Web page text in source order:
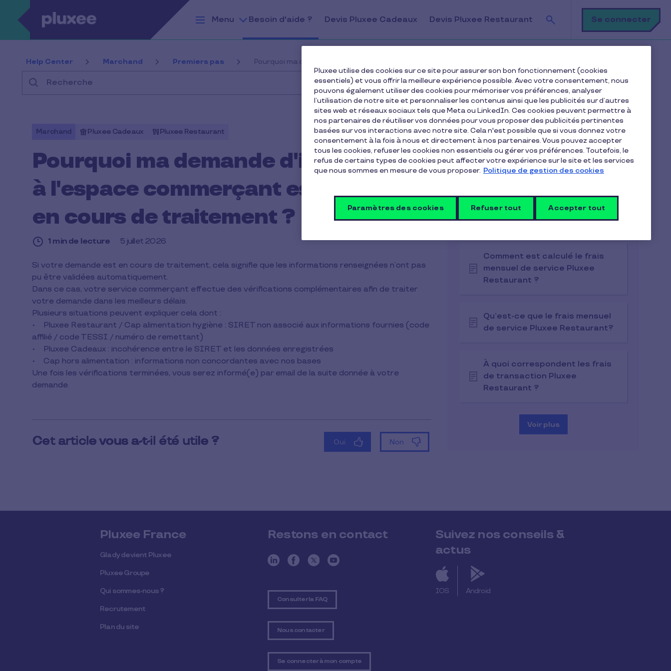
Aller au contenu principal
Menu
Besoin d'aide ? Devis Pluxee Cadeaux Devis Pluxee Restaurant
Recherche
Se connecter
Help Center Marchand Premiers pas Pourquoi ma demande d'inscription à l'espace commerçant est indiquée en cours de traitement ?
Marchand Pluxee Cadeaux Pluxee Restaurant
Pourquoi ma demande d'inscription
à l'espace commerçant est indiquée
en cours de traitement ?
1 min de lecture 5 juillet 2026
1
de
lecture
Si votre demande est en cours de traitement, cela signifie que les informations renseignées n’ont pas
pu être validées automatiquement.
Dans ce cas, votre service commerçant effectue des vérifications complémentaires afin de traiter
votre demande dans les meilleurs délais.
Plusieurs situations peuvent expliquer cela dont :
• Pluxee Restaurant / Cap alimentation hygiène : SIRET non associé aux informations fournies (code
affilié / code TESSI / numéro de remettant)
• Pluxee Cadeaux : incohérence entre le SIRET et les données enregistrées
• Cap hors alimentation : informations non concordantes avec nos bases
Une fois les vérifications terminées, vous serez informé(e) par email de la suite donnée à votre
demande.
Articles dans la catégorie
Premiers pas
Quand suis-je remboursé des
transactions Pluxee Restaurant
?
Comment est calculé le frais
mensuel de service Pluxee
Restaurant ?
Qu’est-ce que le frais mensuel
de service Pluxee Restaurant?
À quoi correspondent les frais
de transaction Pluxee
Restaurant ?
Voir plus
Pluxee France
Glady devient Pluxee
Pluxee Groupe
Qui sommes-nous ?
Recrutement
Plan du site
Restons en contact
Consulter la FAQ
Nous contacter
Se connecter à mon compte
Suivez nos conseils &
actus
IOS Android
Pluxee utilise des cookies sur ce site pour assurer son bon fonctionnement (cookies
essentiels) et vous offrir la meilleure expérience possible. Avec votre consentement, nous
pouvons également utiliser des cookies pour mémoriser vos préférences, analyser
l’utilisation de notre site et personnaliser les contenus ainsi que les publicités sur d’autres
sites web et réseaux sociaux tels que Meta ou LinkedIn. Ces cookies peuvent permettre à
nos partenaires de réutiliser vos données pour vous proposer des publicités pertinentes
basées sur vos interactions avec notre site. Cela n'est possible que si vous donnez votre
consentement à la fois à nous et directement à nos partenaires. Vous pouvez accepter
tous les cookies, refuser les cookies non essentiels ou gérer vos préférences. Toutefois, le
refus de certains types de cookies peut affecter votre expérience sur le site et les services
que nous sommes en mesure de vous proposer. Politique de gestion des cookies
Paramètres des cookies Refuser tout Accepter tout